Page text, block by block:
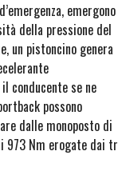
emergono
della pressione del
un pistoncino genera
conducente se ne
possono
dalle monoposto di
973 Nm erogate dai